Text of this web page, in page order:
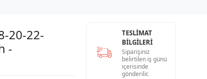
20-22-
-
TESLİMAT
BİLGİLERİ
Siparişiniz
belirtilen iş günü
içerisinde
gönderilir.